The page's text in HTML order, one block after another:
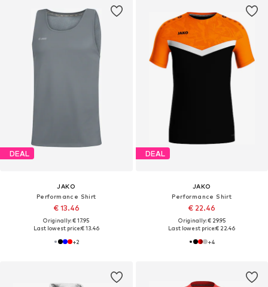
DEAL
JAKO
Performance Shirt
€ 13.46
Originally: € 17.95
Last lowest price:€ 13.46
+2
DEAL
JAKO
Performance Shirt
€ 22.46
Originally: € 29.95
Last lowest price:€ 22.46
+4